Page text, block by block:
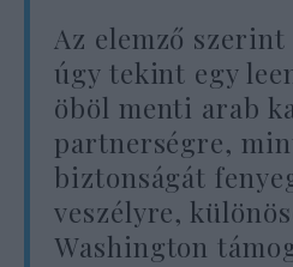
Az elemző
úgy tekint egy
öböl menti arab
partnerségre,
biztonságát
veszélyre,
Washington